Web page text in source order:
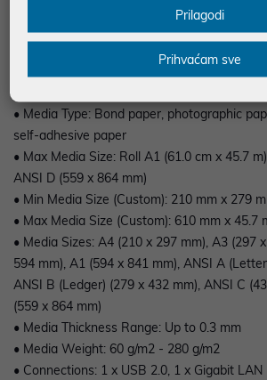
• Connectivity Technology: Wireless
• Interface: USB 2.0, Gigabit LAN, Wi-Fi(n)
• Max Resolution (B&W/ Color): 2400 x
• Media Type: Bond paper, photographic
self-adhesive paper
• Max Media Size: Roll A1 (61.0 cm x 45.7
ANSI D (559 x 864 mm)
• Min Media Size (Custom): 210 mm x 279
• Max Media Size (Custom): 610 mm x 45.7
• Media Sizes: A4 (210 x 297 mm), A3 (297
594 mm), A1 (594 x 841 mm), ANSI A
ANSI B (Ledger) (279 x 432 mm), ANSI C
(559 x 864 mm)
• Media Thickness Range: Up to 0.3 mm
• Media Weight: 60 g/m2 - 280 g/m2
• Connections: 1 x USB 2.0, 1 x Gigabit LAN
Prilagodi
Prihvaćam sve